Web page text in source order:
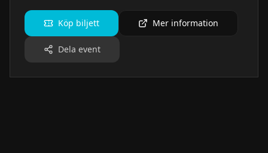
Köp biljett Mer information
Dela event